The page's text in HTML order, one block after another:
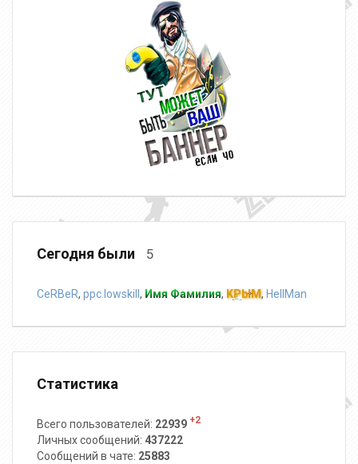
Сегодня были 5
CeRBeR, ppc.lowskill , Имя Фамилия, KPblM, HellMan
Статистика
Всего пользователей: 22939 +2
Личных сообщений: 437222
Сообщений в чате: 25883